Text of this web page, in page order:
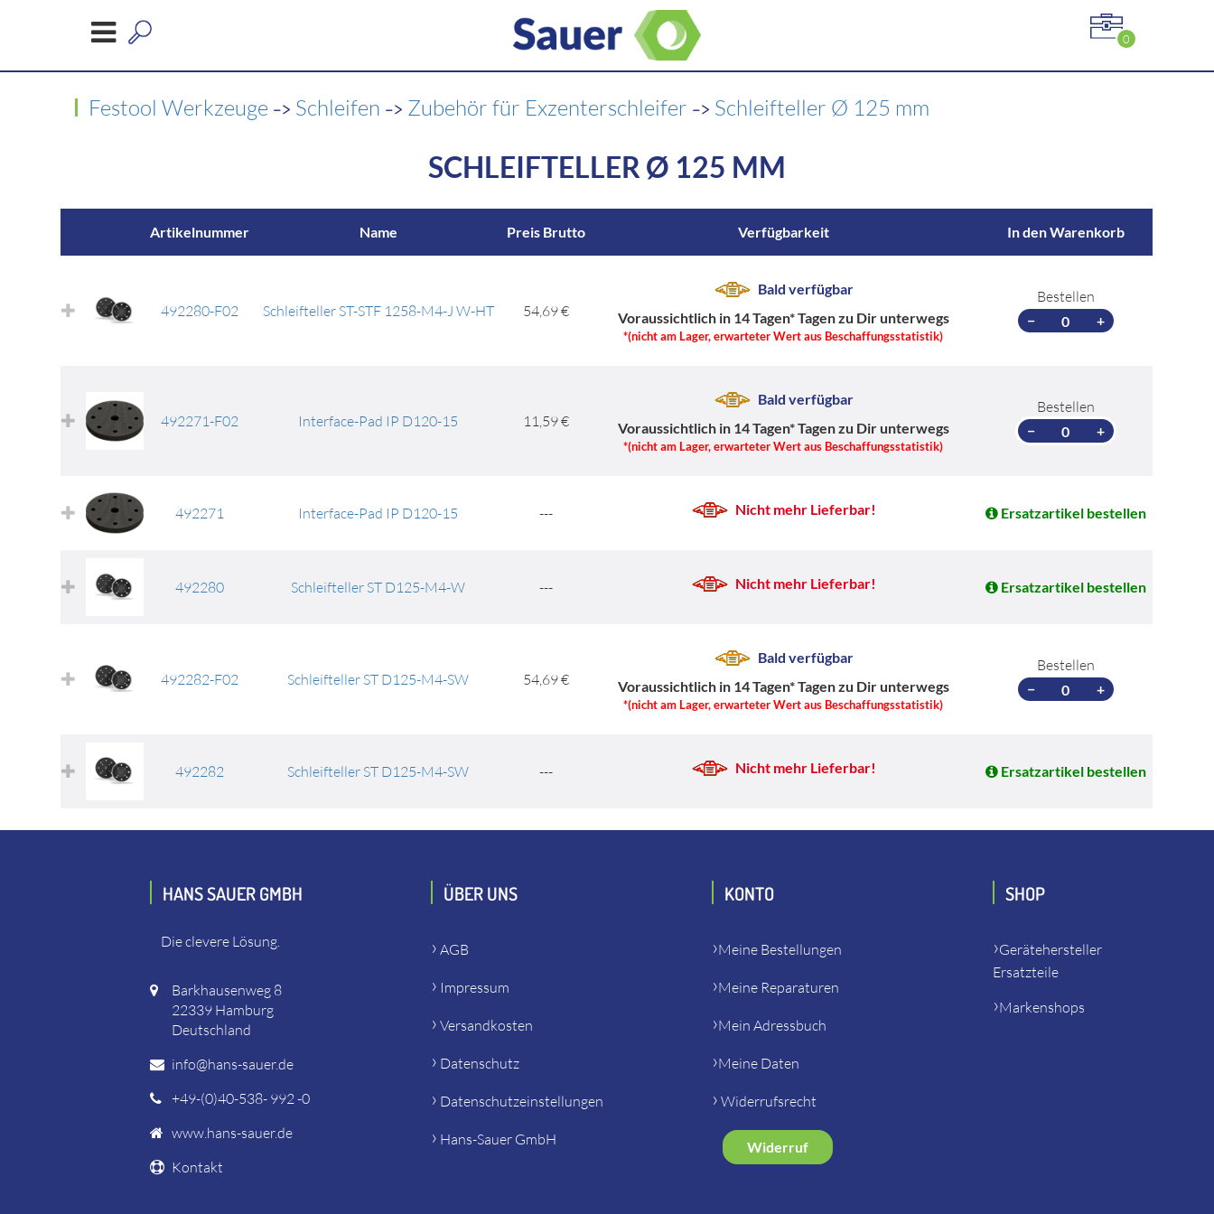
0
Festool Werkzeuge -> Schleifen -> Zubehör für Exzenterschleifer -> Schleifteller Ø 125 mm
SCHLEIFTELLER Ø 125 MM
Artikelnummer Name Preis Brutto Verfügbarkeit In den Warenkorb
492280-F02 Schleifteller ST-STF 1258-M4-J W-HT 54,69 €
Bald verfügbar
Voraussichtlich in 14 Tagen*Tagen zu Dir unterwegs
*(nicht am Lager, erwarteter Wert aus Beschaffungsstatistik)
Bestellen
− +
492271-F02 Interface-Pad IP D120-15 11,59 €
Bald verfügbar
Voraussichtlich in 14 Tagen*Tagen zu Dir unterwegs
*(nicht am Lager, erwarteter Wert aus Beschaffungsstatistik)
Bestellen
− +
492271 Interface-Pad IP D120-15 --- Nicht mehr Lieferbar! Ersatzartikel bestellen
492280 Schleifteller ST D125-M4-W --- Nicht mehr Lieferbar! Ersatzartikel bestellen
492282-F02 Schleifteller ST D125-M4-SW 54,69 €
Bald verfügbar
Voraussichtlich in 14 Tagen*Tagen zu Dir unterwegs
*(nicht am Lager, erwarteter Wert aus Beschaffungsstatistik)
Bestellen
− +
492282 Schleifteller ST D125-M4-SW --- Nicht mehr Lieferbar! Ersatzartikel bestellen
HANS SAUER GMBH
Die clevere Lösung.
Barkhausenweg 8
22339 Hamburg
Deutschland
info@hans-sauer.de
+49-(0)40-538- 992 -0
www.hans-sauer.de
Kontakt
ÜBER UNS
AGB
Impressum
Versandkosten
Datenschutz
Datenschutzeinstellungen
Hans-Sauer GmbH
KONTO
Meine Bestellungen
Meine Reparaturen
Mein Adressbuch
Meine Daten
Widerrufsrecht
Widerruf
SHOP
Gerätehersteller
Ersatzteile
Markenshops